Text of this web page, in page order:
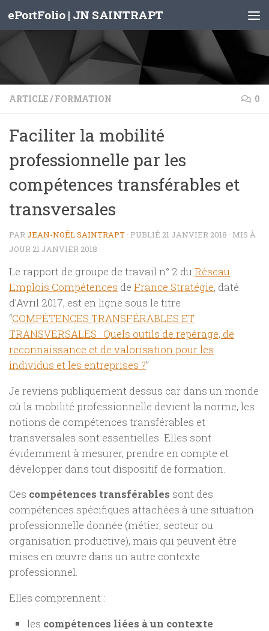
Skip to content
ePortFolio | JN SAINTRAPT
ARTICLE/ FORMATION 0
Faciliter la mobilité
professionnelle par les
compétences transférables et
transversales
PARJEAN-NOËL SAINTRAPT · PUBLIÉ 21 JANVIER 2018 · MIS À
JOUR 21 JANVIER 2018
Le rapport de groupe de travail n° 2 du Réseau
Emplois Compétences de France Stratégie, daté
d’Avril 2017, est en ligne sous le titre
“COMPÉTENCES TRANSFÉRABLES ET
TRANSVERSALES : Quels outils de repérage, de
reconnaissance et de valorisation pour les
individus et les entreprises ?”
Je reviens publiquement dessus car dans un monde
où la mobilité professionnelle devient la norme, les
notions de compétences transférables et
transversales sont essentielles. Elles sont
évidemment à mesurer, prendre en compte et
développer dans tout dispositif de formation.
Ces compétences transférables sont des
compétences spécifiques attachées à une situation
professionnelle donnée (métier, secteur ou
organisation productive), mais qui peuvent être
mises en œuvre dans un autre contexte
professionnel.
Elles comprennent :
les compétences liées à un contexte